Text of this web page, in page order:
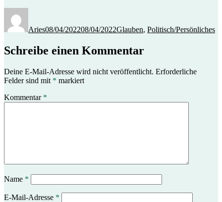
Aries08/04/202208/04/2022Glauben, Politisch/Persönliches
Schreibe einen Kommentar
Deine E-Mail-Adresse wird nicht veröffentlicht. Erforderliche
Felder sind mit * markiert
Kommentar *
Name *
E-Mail-Adresse *